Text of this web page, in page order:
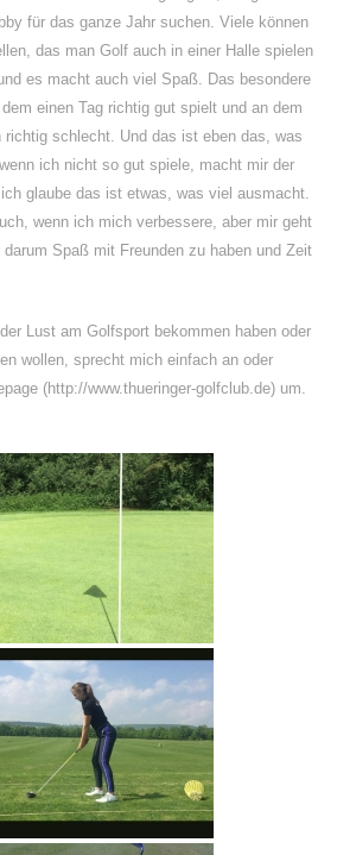
für das ganze Jahr suchen. Viele können
das man Golf auch in einer Halle spielen
es macht auch viel Spaß. Das besondere
einen Tag richtig gut spielt und an dem
richtig schlecht. Und das ist eben das, was
ich nicht so gut spiele, macht mir der
glaube das ist etwas, was viel ausmacht.
wenn ich mich verbessere, aber mir geht
Spaß mit Freunden zu haben und Zeit
Lust am Golfsport bekommen haben oder
wollen, sprecht mich einfach an oder
(http://www.thueringer-golfclub.de) um.